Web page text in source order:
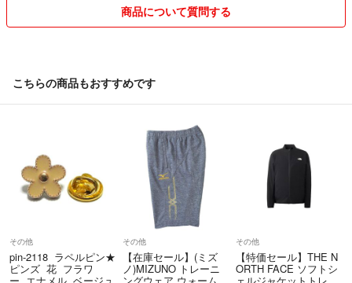
商品について質問する
こちらの商品もおすすめです
その他
pin-2118 ラペルピン★
ピンズ 花 フラワ
その他
【在庫セール】(ミズ
ノ)MIZUNO トレーニ
その他
【特価セール】THE N
ORTH FACE ソフトシ